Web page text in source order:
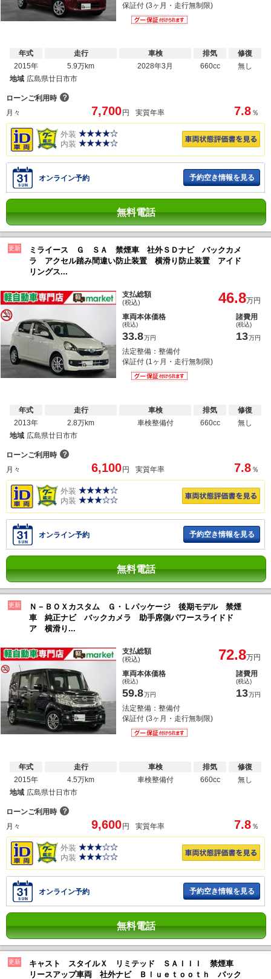
保証付 (3ヶ月・走行無制限)
年式
2015年
走行
5.9万km
車検
2028年3月
排気
660cc
修復
無し
地域 広島県廿日市市
ローンご利用時 ？
月々
7,700 円 実質年率 7.8 ％
外装
内装
オンライン予約 予約空き情報を見る
無料電話
更新
ミライース Ｇ ＳＡ 禁煙車 社外ＳＤナビ バックカメ
ラ アクセル踏み間違い防止装置 横滑り防止装置 アイド
リングス...
支払総額
(税込) 46.8万円
車両本体価格
(税込)
33.8万円
諸費用
(税込)
13万円
法定整備：整備付
保証付 (1ヶ月・走行無制限)
年式
2013年
走行
2.8万km
車検
車検整備付
排気
660cc
修復
無し
地域 広島県廿日市市
ローンご利用時 ？
月々
6,100 円 実質年率 7.8 ％
外装
内装
オンライン予約 予約空き情報を見る
無料電話
更新
Ｎ－ＢＯＸカスタム Ｇ・Ｌパッケージ 後期モデル 禁煙
車 純正ナビ バックカメラ 助手席側パワースライドド
ア 横滑り...
支払総額
(税込) 72.8万円
車両本体価格
(税込)
59.8万円
諸費用
(税込)
13万円
法定整備：整備付
保証付 (3ヶ月・走行無制限)
年式
2015年
走行
4.5万km
車検
車検整備付
排気
660cc
修復
無し
地域 広島県廿日市市
ローンご利用時 ？
月々
9,600円 実質年率 7.8 ％
外装
内装
オンライン予約 予約空き情報を見る
無料電話
更新
キャスト スタイルＸ リミテッド ＳＡＩＩＩ 禁煙車
リースアップ車両 社外ナビ Ｂｌｕｅｔｏｏｔｈ バック